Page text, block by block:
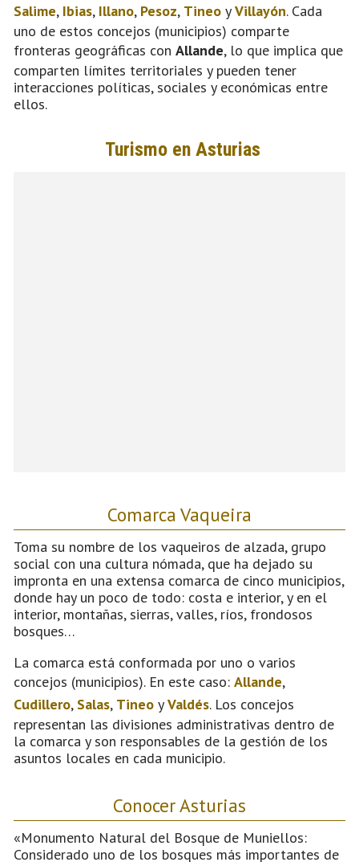
Salime, Ibias, Illano, Pesoz, Tineo yVillayón. Cada
uno de estos concejos (municipios) comparte
fronteras geográficas con Allande, lo que implica que
comparten límites territoriales y pueden tener
interacciones políticas, sociales y económicas entre
ellos.
Comarca Vaqueira
Toma su nombre de los vaqueiros de alzada, grupo
social con una cultura nómada, que ha dejado su
impronta en una extensa comarca de cinco municipios,
donde hay un poco de todo: costa e interior, y en el
interior, montañas, sierras, valles, ríos, frondosos
bosques…
La comarca está conformada por uno o varios
concejos (municipios). En este caso: Allande,
Cudillero, Salas, Tineo yValdés. Los concejos
representan las divisiones administrativas dentro de
la comarca y son responsables de la gestión de los
asuntos locales en cada municipio.
Conocer Asturias
«Monumento Natural del Bosque de Muniellos:
Considerado uno de los bosques más importantes de